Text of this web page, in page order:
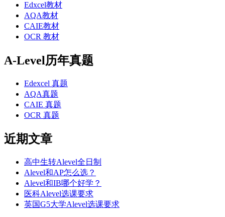
Edxcel教材
AQA教材
CAIE教材
OCR 教材
A-Level历年真题
Edexcel 真题
AQA真题
CAIE 真题
OCR 真题
近期文章
高中生转Alevel全日制
Alevel和AP怎么选？
Alevel和IB哪个好学？
医科Alevel选课要求
英国G5大学Alevel选课要求